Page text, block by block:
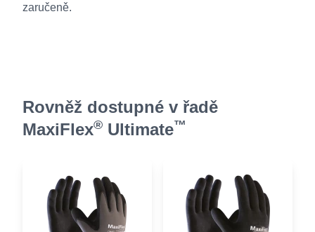
zaručeně.
Rovněž dostupné v řadě
MaxiFlex® Ultimate™